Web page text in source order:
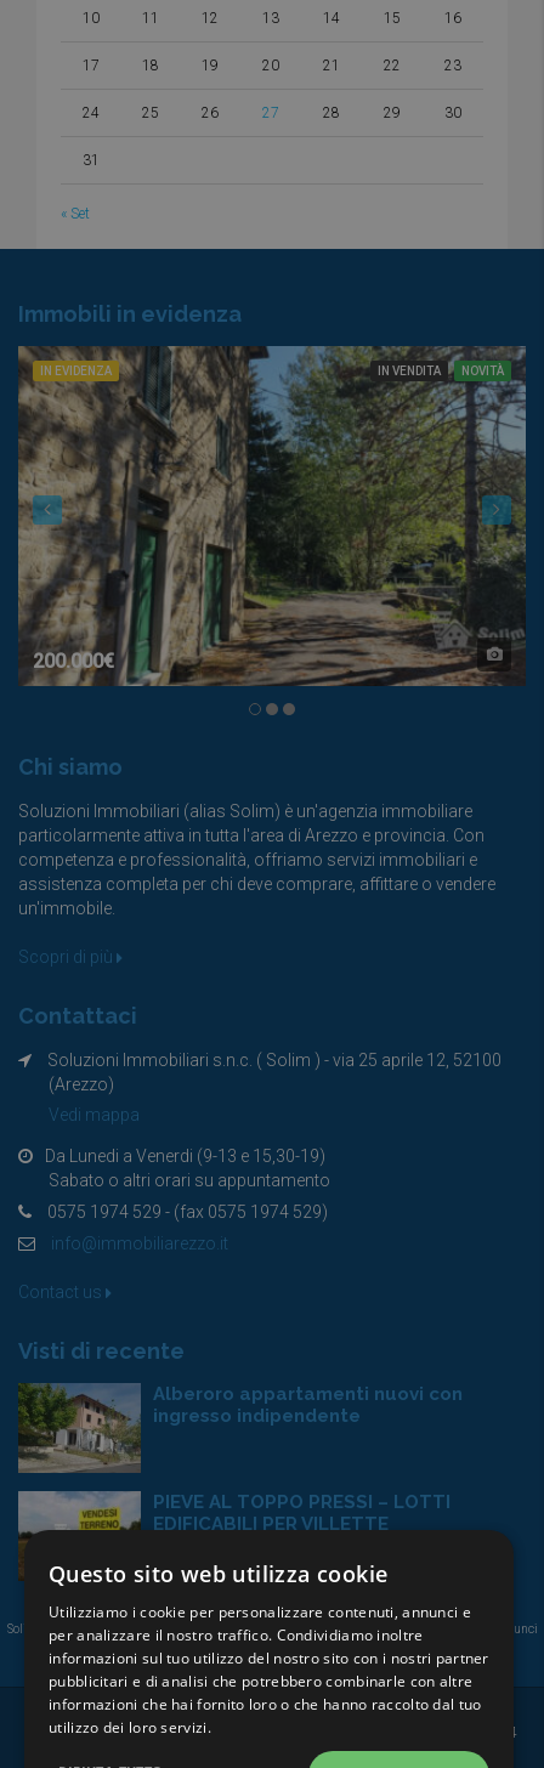
10 11 12 13 14 15 16
17 18 19 20 21 22 23
24 25 26 27 28 29 30
31
« Set
Immobili in evidenza
IN EVIDENZA IN VENDITA NOVITÀ
200.000€
Chi siamo
Soluzioni Immobiliari (alias Solim) è un'agenzia immobiliare
particolarmente attiva in tutta l'area di Arezzo e provincia. Con
competenza e professionalità, offriamo servizi immobiliari e
assistenza completa per chi deve comprare, affittare o vendere
un'immobile.
Scopri di più
Contattaci
Soluzioni Immobiliari s.n.c. ( Solim ) - via 25 aprile 12, 52100
(Arezzo)
Vedi mappa
Da Lunedi a Venerdi (9-13 e 15,30-19)
Sabato o altri orari su appuntamento
0575 1974 529 - (fax 0575 1974 529)
info@immobiliarezzo.it
Contact us
Visti di recente
Alberoro appartamenti nuovi con
ingresso indipendente
PIEVE AL TOPPO PRESSI – LOTTI
EDIFICABILI PER VILLETTE
Solim Agenzia Immobiliare per: vendita immobili Arezzo- affitto immobili arezzo
portale annunci
affitto arezzo
annunci vendita immobili arezzo Immobili ad Arezzo Solim Arezzo
Condizioni di utilizzo P.IVA: 01772600514
Questo sito web utilizza cookie
Utilizziamo i cookie per personalizzare contenuti, annunci e
per analizzare il nostro traffico. Condividiamo inoltre
informazioni sul tuo utilizzo del nostro sito con i nostri partner
pubblicitari e di analisi che potrebbero combinarle con altre
informazioni che hai fornito loro o che hanno raccolto dal tuo
utilizzo dei loro servizi.